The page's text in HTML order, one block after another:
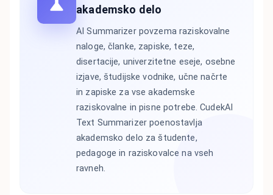
akademsko delo
AI Summarizer povzema raziskovalne
naloge, članke, zapiske, teze,
disertacije, univerzitetne eseje, osebne
izjave, študijske vodnike, učne načrte
in zapiske za vse akademske
raziskovalne in pisne potrebe. CudekAI
Text Summarizer poenostavlja
akademsko delo za študente,
pedagoge in raziskovalce na vseh
ravneh.